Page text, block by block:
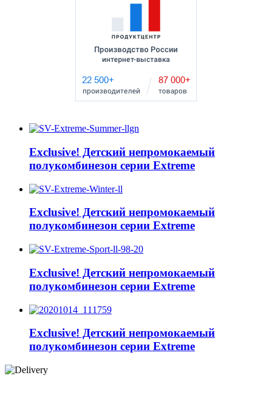
Exclusive! Детский непромокаемый
полукомбинезон серии Extreme
Exclusive! Детский непромокаемый
полукомбинезон серии Extreme
Exclusive! Детский непромокаемый
полукомбинезон серии Extreme
Exclusive! Детский непромокаемый
полукомбинезон серии Extreme